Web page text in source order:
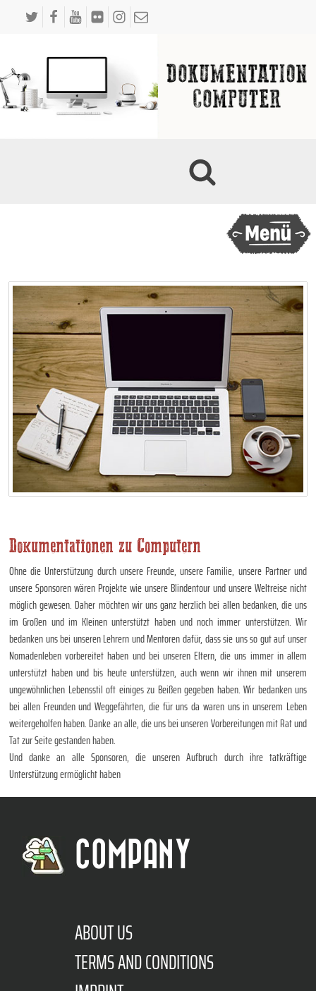
Dokumentationen zu Computern
Ohne die Unterstützung durch unsere Freunde, unsere Familie, unsere Partner und
unsere Sponsoren wären Projekte wie unsere Blindentour und unsere Weltreise nicht
möglich gewesen. Daher möchten wir uns ganz herzlich bei allen bedanken, die uns
im Großen und im Kleinen unterstützt haben und noch immer unterstützen. Wir
bedanken uns bei unseren Lehrern und Mentoren dafür, dass sie uns so gut auf unser
Nomadenleben vorbereitet haben und bei unseren Eltern, die uns immer in allem
unterstützt haben und bis heute unterstützen, auch wenn wir ihnen mit unserem
ungewöhnlichen Lebensstil oft einiges zu Beißen gegeben haben. Wir bedanken uns
bei allen Freunden und Weggefährten, die für uns da waren uns in unserem Leben
weitergeholfen haben. Danke an alle, die uns bei unseren Vorbereitungen mit Rat und
Tat zur Seite gestanden haben.
Und danke an alle Sponsoren, die unseren Aufbruch durch ihre tatkräftige
Unterstützung ermöglicht haben
COMPANY
ABOUT US
TERMS AND CONDITIONS